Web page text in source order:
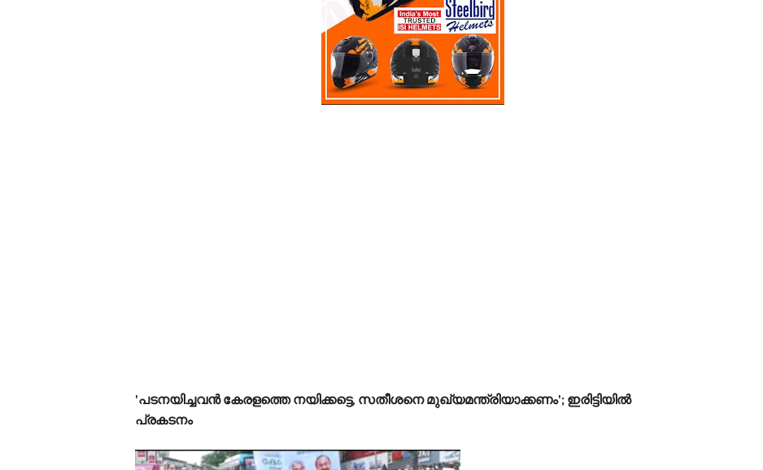
'പടനയിച്ചവൻ കേരളത്തെ നയിക്കട്ടെ, സതീശനെ മുഖ്യമന്ത്രിയാക്കണം'; ഇരിട്ടിയിൽ
പ്രകടനം